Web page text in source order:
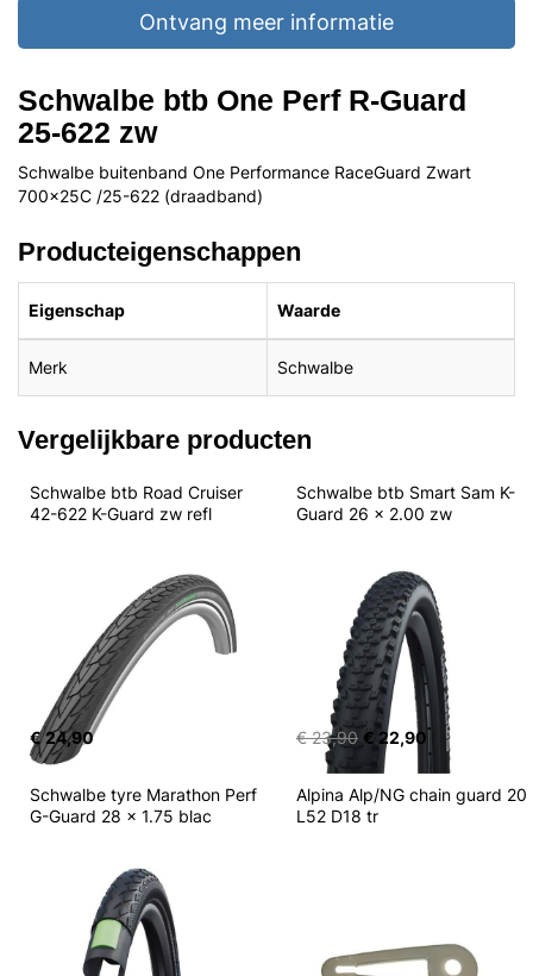
Ontvang meer informatie
Schwalbe btb One Perf R-Guard
25-622 zw
Schwalbe buitenband One Performance RaceGuard Zwart
700x25C /25-622 (draadband)
Producteigenschappen
Eigenschap Waarde
Merk Schwalbe
Vergelijkbare producten
Schwalbe btb Road Cruiser
42-622 K-Guard zw refl
€ 24,90
Schwalbe btb Smart Sam K-
Guard 26 x 2.00 zw
€ 23,90 € 22,90
Schwalbe tyre Marathon Perf
G-Guard 28 x 1.75 blac
Alpina Alp/NG chain guard 20
L52 D18 tr